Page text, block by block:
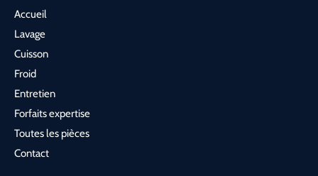
Accueil
Lavage
Cuisson
Froid
Entretien
Forfaits expertise
Toutes les pièces
Contact